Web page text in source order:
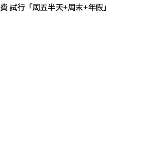
試行「周五半天+周末+年假」